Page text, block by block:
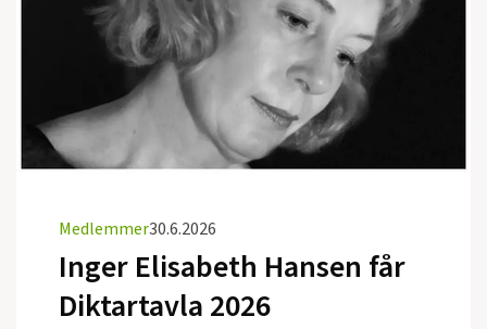
Medlemmer30.6.2026
Inger Elisabeth Hansen får
Diktartavla 2026